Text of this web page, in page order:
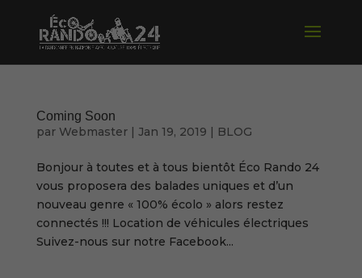
Coming Soon
par Webmaster| Jan 19, 2019 | BLOG
Bonjour à toutes et à tous bientôt Éco Rando 24
vous proposera des balades uniques et d’un
nouveau genre « 100% écolo » alors restez
connectés !!! Location de véhicules électriques
Suivez-nous sur notre Facebook...